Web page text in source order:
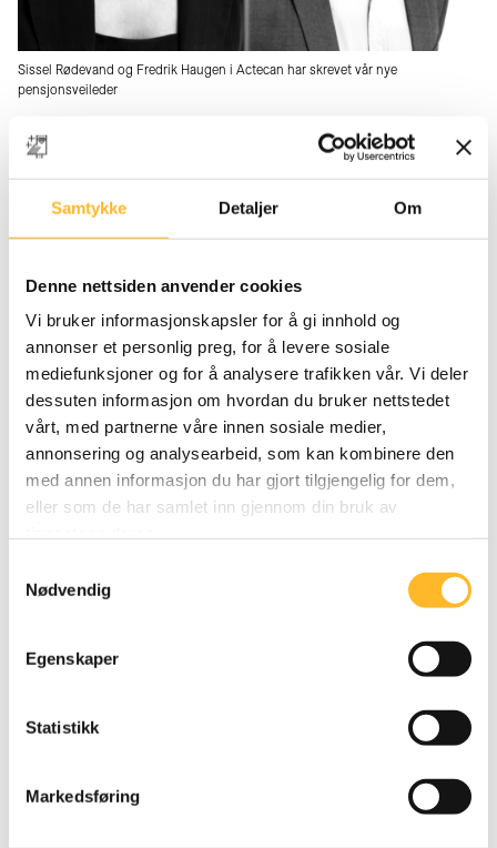
Samtykke Detaljer Om
Denne nettsiden anvender cookies
Vi bruker informasjonskapsler for å gi innhold og
annonser et personlig preg, for å levere sosiale
mediefunksjoner og for å analysere trafikken vår. Vi deler
dessuten informasjon om hvordan du bruker nettstedet
vårt, med partnerne våre innen sosiale medier,
annonsering og analysearbeid, som kan kombinere den
med annen informasjon du har gjort tilgjengelig for dem,
eller som de har samlet inn gjennom din bruk av
Nødvendig
Egenskaper
Statistikk
Markedsføring
Sissel Rødevand og Fredrik Haugen i Actecan har skrevet vår nye
pensjonsveileder
Start her for å finne din egen pensjon.
Senter for seniorpolitikk jobber for at flest mulig skal
eller de riktige til å svare.
Derfor har vi nå fått ekspertene iActecan til å
utarbeide for oss en ny veiledning.
Det viktigste budskapet er at du må starte med å
logge inn og sjekke dine sider hos
NAV og
Norsk
Pensjon, og så ta det derfra.
Les mer om arbeid og pensjon her.
Relaterte artikler
Så mye lønner det seg å jobbe lenger
Stor pågang for KLPs nye pensjonskalkulator